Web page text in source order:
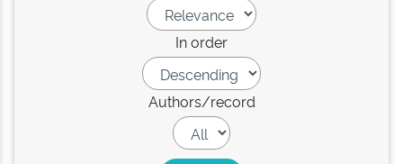
In order
Authors/record